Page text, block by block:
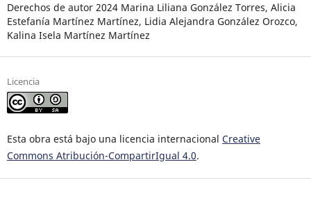
Derechos de autor 2024 Marina Liliana González Torres, Alicia
Estefanía Martínez Martínez, Lidia Alejandra González Orozco,
Kalina Isela Martínez Martínez
Licencia
Esta obra está bajo una licencia internacional Creative
Commons Atribución-CompartirIgual 4.0.